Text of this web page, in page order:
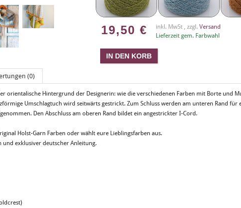
19,50 € inkl. MwSt , zzgl. Versand
Lieferzeit gem. Farbwahl
(0)
orientalische Hintergrund der Designerin: wie die verschiedenen Farben mit Borte und
Umschlagtuch wird seitwärts gestrickt. Zum Schluss werden am unteren Rand für
Den Abschluss am oberen Rand bildet ein angestrickter I-Cord.
Holst-Garn Farben oder wählt eure Lieblingsfarben aus.
und exklusiver deutscher Anleitung.